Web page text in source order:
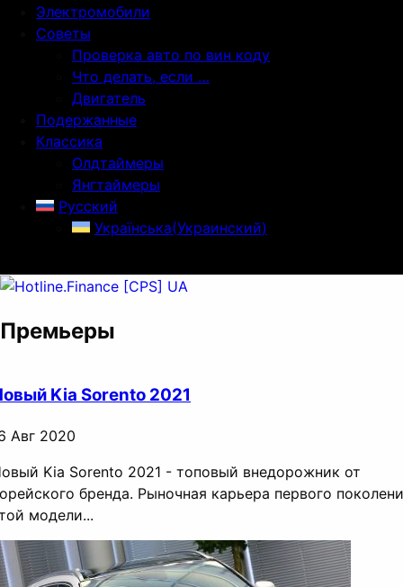
Электромобили
Советы
Проверка авто по вин коду
Что делать, если …
Двигатель
Подержанные
Классика
Олдтаймеры
Янгтаймеры
Русский
Українська(Украинский)
Премьеры
Kia Sorento 2021
Авг 2020
Kia Sorento 2021 - топовый внедорожник от
бренда. Рыночная карьера первого
модели...